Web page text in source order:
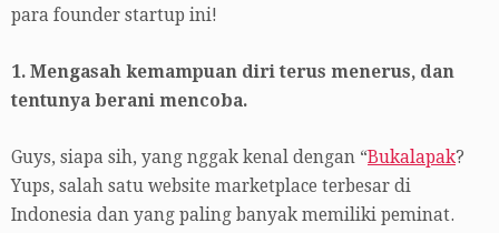
para founder startup ini!
1. Mengasah kemampuan diri terus menerus, dan
tentunya berani mencoba.
Guys, siapa sih, yang nggak kenal dengan “Bukalapak?
Yups, salah satu website marketplace terbesar di
Indonesia dan yang paling banyak memiliki peminat.